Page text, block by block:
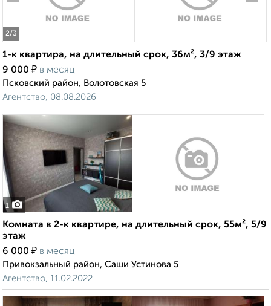
2/3
1-к квартира, на длительный срок, 36м², 3/9 этаж
9 000 ₽ в месяц
Псковский район, Волотовская 5
Агентство, 08.08.2026
1
Комната в 2-к квартире, на длительный срок, 55м², 5/9
этаж
6 000 ₽ в месяц
Привокзальный район, Саши Устинова 5
Агентство, 11.02.2022